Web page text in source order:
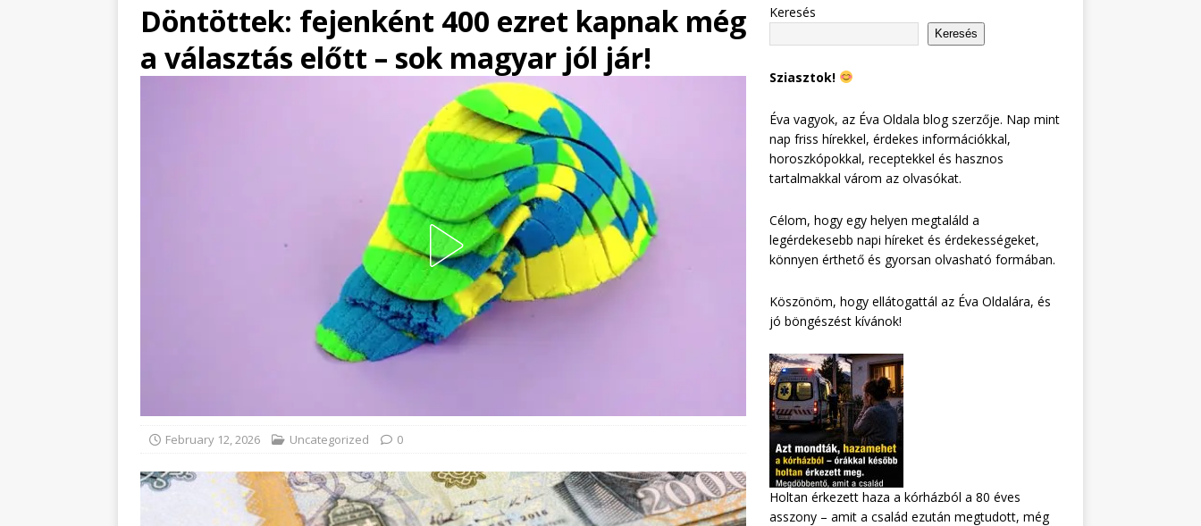
Döntöttek: fejenként 400 ezret kapnak még
a választás előtt – sok magyar jól jár!
February 12, 2026 Uncategorized 0
Keresés
Keresés
Sziasztok!
Éva vagyok, az Éva Oldala blog szerzője. Nap mint
nap friss hírekkel, érdekes információkkal,
horoszkópokkal, receptekkel és hasznos
tartalmakkal várom az olvasókat.
Célom, hogy egy helyen megtaláld a
legérdekesebb napi híreket és érdekességeket,
könnyen érthető és gyorsan olvasható formában.
Köszönöm, hogy ellátogattál az Éva Oldalára, és
jó böngészést kívánok!
Holtan érkezett haza a kórházból a 80 éves
asszony – amit a család ezután megtudott, még